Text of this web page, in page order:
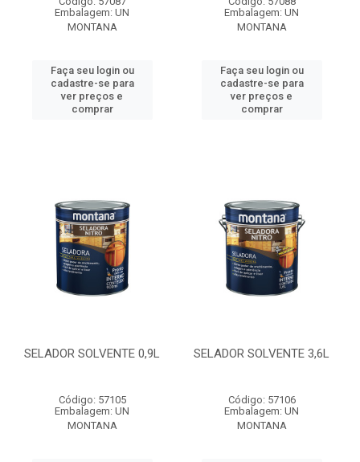
Embalagem: UN
MONTANA
Faça seu login ou
cadastre-se para
ver preços e
comprar
Embalagem: UN
MONTANA
Faça seu login ou
cadastre-se para
ver preços e
comprar
SELADOR SOLVENTE 0,9L
Código: 57105
Embalagem: UN
MONTANA
SELADOR SOLVENTE 3,6L
Código: 57106
Embalagem: UN
MONTANA